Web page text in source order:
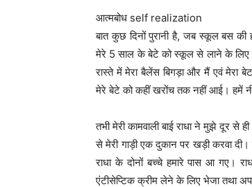
आत्मबोध self realization
बात कुछ दिनों पुरानी है, जब स्कूल बस
मेरे 5 साल के बेटे को स्कूल से लाने के लिए
रास्ते में मेरा बैलेंस बिगड़ा और मैं एवं मेरा
मेरे बेटे को कहीं खरोंच तक नहीं आई। हमें
तभी मेरी कामवाली बाई राधा ने मुझे दूर
से मेरी गाड़ी एक दुकान पर खड़ी करवा
राधा के दोनों बच्चे हमारे पास आ गए।
एंटीसेप्टिक क्रीम लेने के लिए भेजा तथा